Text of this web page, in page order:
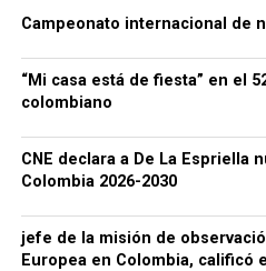
Campeonato internacional de
“Mi casa está de fiesta” en el
colombiano
CNE declara a De La Espriella
Colombia 2026-2030
jefe de la misión de
Europea en Colombia, calificó